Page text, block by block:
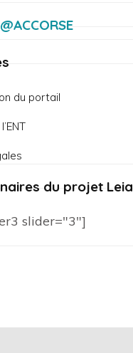
du portail
du projet Leia
slider="3"]